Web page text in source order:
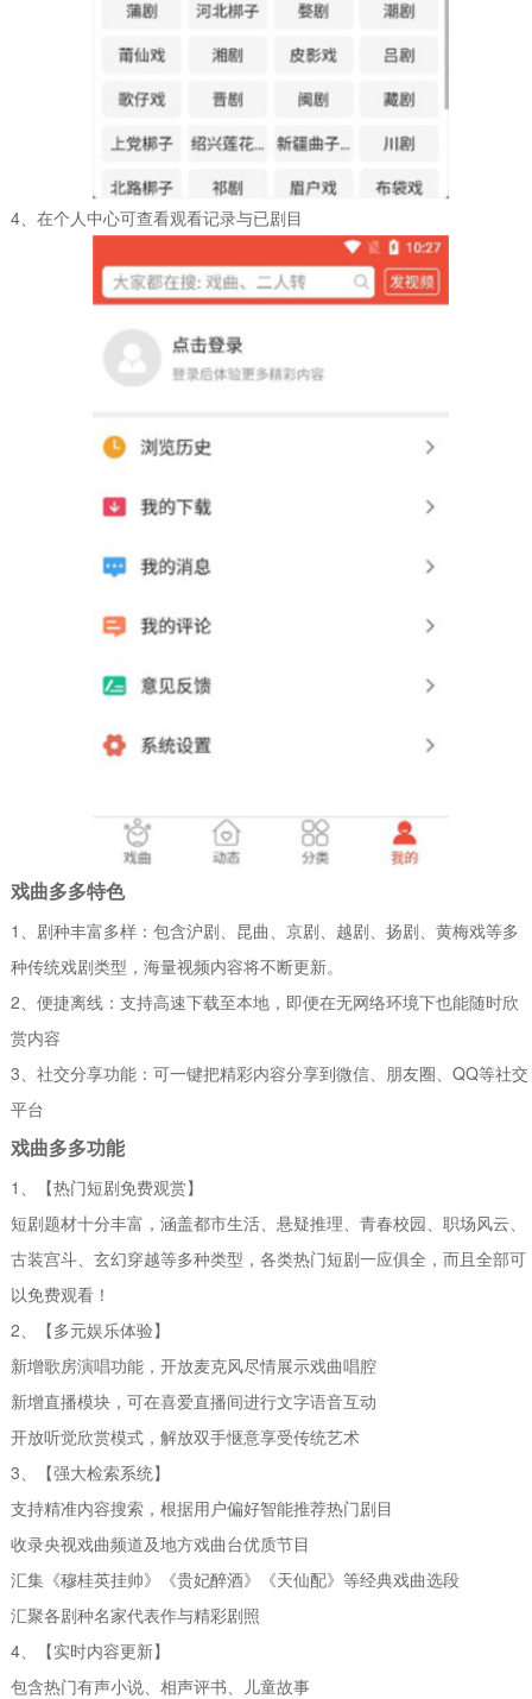
4、在个人中心可查看观看记录与已剧目
戏曲多多特色
1、剧种丰富多样：包含沪剧、昆曲、京剧、越剧、扬剧、黄梅戏等多
种传统戏剧类型，海量视频内容将不断更新。
2、便捷离线：支持高速下载至本地，即便在无网络环境下也能随时欣
赏内容
3、社交分享功能：可一键把精彩内容分享到微信、朋友圈、QQ等社交
平台
戏曲多多功能
1、【热门短剧免费观赏】
短剧题材十分丰富，涵盖都市生活、悬疑推理、青春校园、职场风云、
古装宫斗、玄幻穿越等多种类型，各类热门短剧一应俱全，而且全部可
以免费观看！
2、【多元娱乐体验】
新增歌房演唱功能，开放麦克风尽情展示戏曲唱腔
新增直播模块，可在喜爱直播间进行文字语音互动
开放听觉欣赏模式，解放双手惬意享受传统艺术
3、【强大检索系统】
支持精准内容搜索，根据用户偏好智能推荐热门剧目
收录央视戏曲频道及地方戏曲台优质节目
汇集《穆桂英挂帅》《贵妃醉酒》《天仙配》等经典戏曲选段
汇聚各剧种名家代表作与精彩剧照
4、【实时内容更新】
包含热门有声小说、相声评书、儿童故事